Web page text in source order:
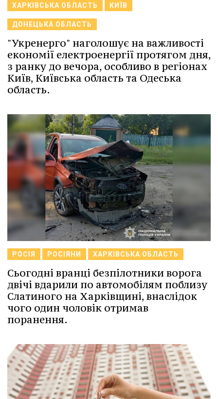
ХАРКІВСЬКА ОБЛАСТЬ КИЇВ
ДОНЕЦЬКА ОБЛАСТЬ
"Укренерго" наголошує на важливості
економії електроенергії протягом дня,
з ранку до вечора, особливо в регіонах
Київ, Київська область та Одеська
область.
РОСІЯ РОСІЯНИ ХАРКІВСЬКА ОБЛАСТЬ
Сьогодні вранці безпілотники ворога
двічі вдарили по автомобілям поблизу
Слатиного на Харківщині, внаслідок
чого один чоловік отримав
поранення.